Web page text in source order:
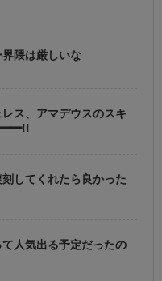
界隈は厳しいな
レス、アマデウスのスキ
刻してくれたら良かった
て人気出る予定だったの